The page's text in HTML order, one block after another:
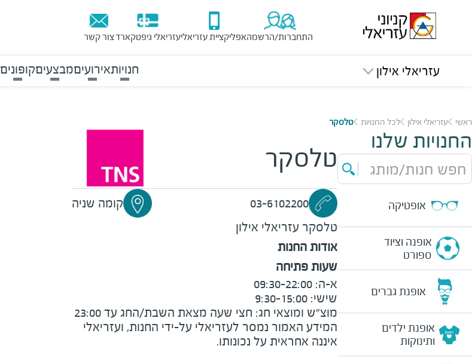
התחברות/הרשמהאפליקציית עזריאליעזריאלי גיפטקארדצור קשר
עזריאלי אילון חנויותאירועיםמבצעיםקופונים
ראשי עזריאלי אילון לכל החנויות טלסקר
החנויות שלנו
חפש חנות/מותג
אופטיקה
אופנה וציוד
ספורט
אופנת גברים
אופנת ילדים
ותינוקות
טלסקר
03-6102200
קומה שניה
טלסקר עזריאלי אילון
אודות החנות
שעות פתיחה
מוצ״ש ומוצאי חג: חצי שעה מצאת השבת/החג עד 23:00
המידע האמור נמסר לעזריאלי על-ידי החנות, ועזריאלי